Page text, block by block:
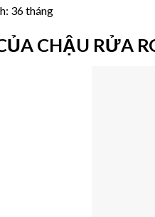
36 tháng
CHẬU RỬA